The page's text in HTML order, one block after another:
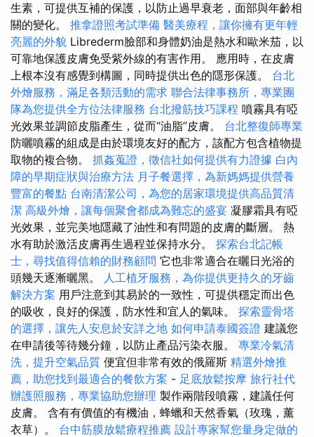
生素，可提供互補的保護，以防止過早衰老，面部與年齡相
關的變化。 推拿證照考試準備 醫美療程，讓你擁有更年輕
亮麗的外貌 Librederm臉部和身體奶油是熱水和歐米茄，以
可靠地保護皮膚免受紫外線的有害作用。 應用時，在皮膚
上根本沒有感覺到構圖，同時提供出色的隱形保護。 台北
外燴服務，滿足各類活動的需求 聯合法律事務所，專業團
隊為您提供全方位法律服務 台北撥筋技巧課程 噴霧具有啞
光效果並調節皮脂產生，從而“油脂”皮膚。 台北整復師專業
防曬噴霧的組成是由於環境友好的配方，該配方包含植物提
取物的複合物。 抓姦蒐證，徵信社如何提供有力證據 白內
障的早期症狀與治療方法 月子餐選擇，為新媽媽提供營養
豐富的餐點 台南清潔公司，為您的居家環境提供高品質清
潔 高級外燴，讓每個聚會都成為難忘的盛宴 凝膠霜具有啞
光效果，並完美地隱藏了油性和有問題的皮膚的斷層。 熱
水有助於激活皮膚再生過程並保持水分。 探索台北記帳
士，尋找值得信賴的財務顧問 它也非常適合在曬日光浴的
頭幾天逐漸曬黑。 人工植牙服務，為你提供更持久的牙齒
解決方案 用戶注意到其易於的一致性，可提供穩定而出色
的吸收，良好的保護，防水性和宜人的氣味。 探索靈骨塔
的選擇，讓先人安息於安詳之地 如何申請泰國簽證 建議您
在申請後等待幾分鐘，以防止產品污染衣服。 專業冷氣清
洗，提升空氣品質 便宜但非常有效的俄羅斯 精選外燴推
薦，助您找到最適合的餐飲方案 - 足底放鬆按摩 旅行社代
辦護照服務，專業協助您辦理 製作兩階段噴霧，建議任何
皮膚。 含有有價值的有機油，蜂蠟和天然香氣（玫瑰，薰
衣草）。 台中筋膜放鬆療程推薦 設計專家幫您量身定做的